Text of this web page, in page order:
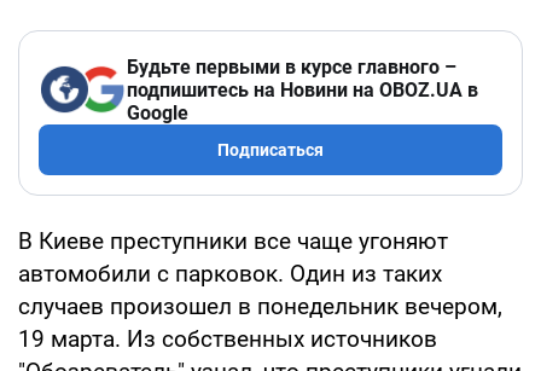
Будьте первыми в курсе главного –
подпишитесь на Новини на OBOZ.UA в
Google
Подписаться
В Киеве преступники все чаще угоняют
автомобили с парковок. Один из таких
случаев произошел в понедельник вечером,
19 марта. Из собственных источников